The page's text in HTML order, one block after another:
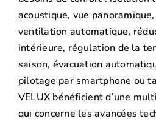
acoustique, vue
ventilation automatique,
intérieure, régulation de la
saison, évacuation
pilotage par smartphone ou
VELUX bénéficient d’une
qui concerne les avancées